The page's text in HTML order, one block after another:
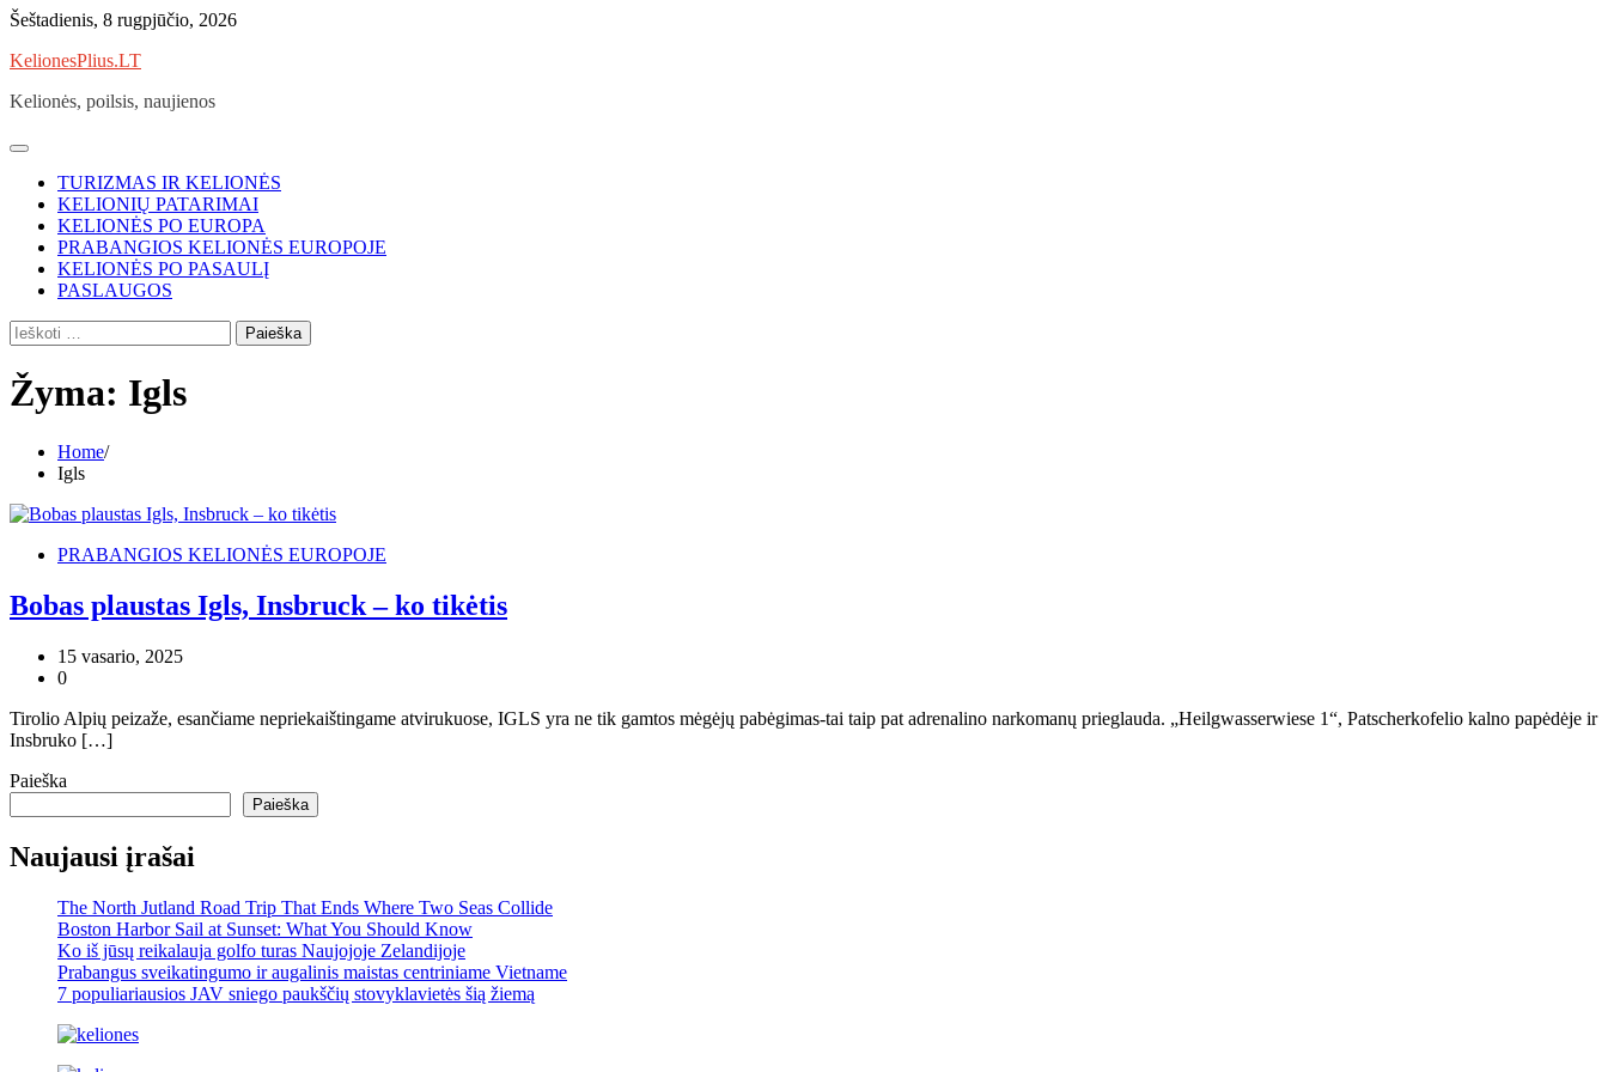
Skip
content
Šeštadienis, 8 rugpjūčio, 2026
KelionesPlius.LT
Kelionės, poilsis, naujienos
TURIZMAS IR KELIONĖS
KELIONIŲ PATARIMAI
KELIONĖS PO EUROPA
PRABANGIOS KELIONĖS EUROPOJE
KELIONĖS PO PASAULĮ
PASLAUGOS
Ieškoti:
Žyma: Igls
Home
Igls
PRABANGIOS KELIONĖS EUROPOJE
Bobas plaustas Igls, Insbruck – ko tikėtis
15 vasario, 2025
0
Tirolio Alpių peizaže, esančiame nepriekaištingame atvirukuose, IGLS yra ne tik gamtos mėgėjų pabėgimas-tai taip pat adrenalino narkomanų prieglauda. „Heilgwasserwiese 1“, Patscherkofelio kalno papėdėje ir
Insbruko […]
Paieška
Paieška
Naujausi įrašai
The North Jutland Road Trip That Ends Where Two Seas Collide
Boston Harbor Sail at Sunset: What You Should Know
Ko iš jūsų reikalauja golfo turas Naujojoje Zelandijoje
Prabangus sveikatingumo ir augalinis maistas centriniame Vietname
7 populiariausios JAV sniego paukščių stovyklavietės šią žiemą